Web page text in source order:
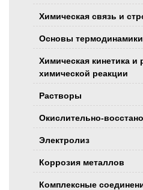
Химическая связь и
Основы термодинамики
Химическая кинетика и
химической реакции
Растворы
Окислительно-
Электролиз
Коррозия металлов
Комплексные